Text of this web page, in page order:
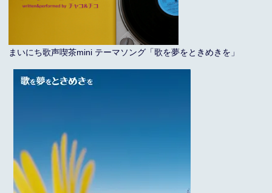
まいにち歌声喫茶mini テーマソング「歌を夢をときめきを」